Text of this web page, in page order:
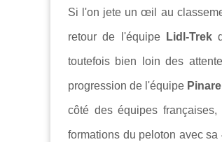
Si l'on jete un œil au
retour de l'équipe Lidl-Trek
toutefois bien loin des
progression de l'équipe
côté des équipes françaises,
formations du peloton avec sa